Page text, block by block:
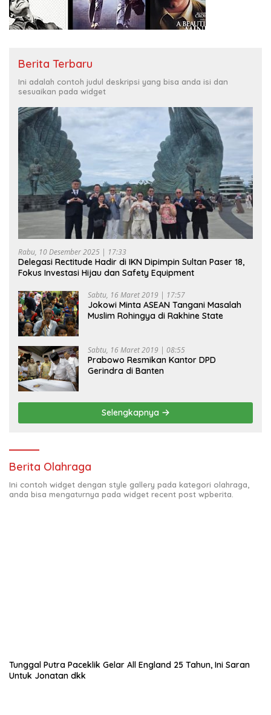
Berita Terbaru
Ini adalah contoh judul deskripsi yang bisa anda isi dan
sesuaikan pada widget
Rabu, 10 Desember 2025 | 17:33
Delegasi Rectitude Hadir di IKN Dipimpin Sultan Paser 18,
Fokus Investasi Hijau dan Safety Equipment
Sabtu, 16 Maret 2019 | 17:57
Jokowi Minta ASEAN Tangani Masalah
Muslim Rohingya di Rakhine State
Sabtu, 16 Maret 2019 | 08:55
Prabowo Resmikan Kantor DPD
Gerindra di Banten
Selengkapnya
Berita Olahraga
Ini contoh widget dengan style gallery pada kategori olahraga,
anda bisa mengaturnya pada widget recent post wpberita.
Tunggal Putra Paceklik Gelar All England 25 Tahun, Ini Saran
Untuk Jonatan dkk